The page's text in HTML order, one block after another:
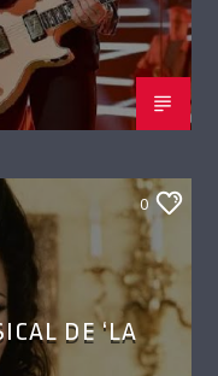
0
DE ‘LA